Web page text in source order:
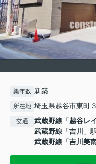
築年数 新築
所在地 埼玉県越谷市東町
交通 武蔵野線 「越谷レ
武蔵野線 「吉川
」
武蔵野線 「吉川美